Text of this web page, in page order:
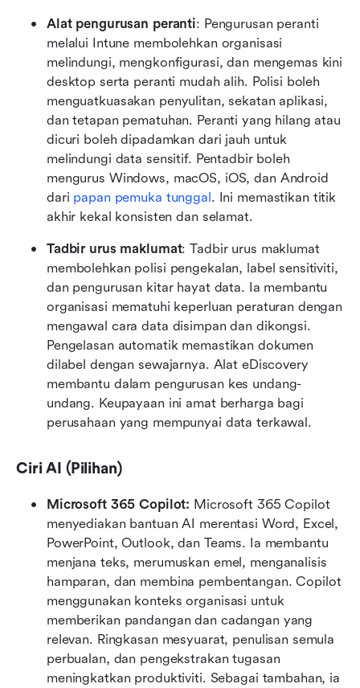
Alat pengurusan peranti: Pengurusan peranti
melalui Intune membolehkan organisasi
melindungi, mengkonfigurasi, dan mengemas kini
desktop serta peranti mudah alih. Polisi boleh
menguatkuasakan penyulitan, sekatan aplikasi,
dan tetapan pematuhan. Peranti yang hilang atau
dicuri boleh dipadamkan dari jauh untuk
melindungi data sensitif. Pentadbir boleh
mengurus Windows, macOS, iOS, dan Android
dari papan pemuka tunggal. Ini memastikan titik
akhir kekal konsisten dan selamat.
Tadbir urus maklumat: Tadbir urus maklumat
membolehkan polisi pengekalan, label sensitiviti,
dan pengurusan kitar hayat data. Ia membantu
organisasi mematuhi keperluan peraturan dengan
mengawal cara data disimpan dan dikongsi.
Pengelasan automatik memastikan dokumen
dilabel dengan sewajarnya. Alat eDiscovery
membantu dalam pengurusan kes undang-
undang. Keupayaan ini amat berharga bagi
perusahaan yang mempunyai data terkawal.
Ciri AI (Pilihan)
Microsoft 365 Copilot: Microsoft 365 Copilot
menyediakan bantuan AI merentasi Word, Excel,
PowerPoint, Outlook, dan Teams. Ia membantu
menjana teks, merumuskan emel, menganalisis
hamparan, dan membina pembentangan. Copilot
menggunakan konteks organisasi untuk
memberikan pandangan dan cadangan yang
relevan. Ringkasan mesyuarat, penulisan semula
perbualan, dan pengekstrakan tugasan
meningkatkan produktiviti. Sebagai tambahan, ia